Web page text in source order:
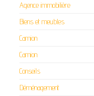
Agence immobilière
Biens et meubles
Camion
Camion
Conseils
Déménagement